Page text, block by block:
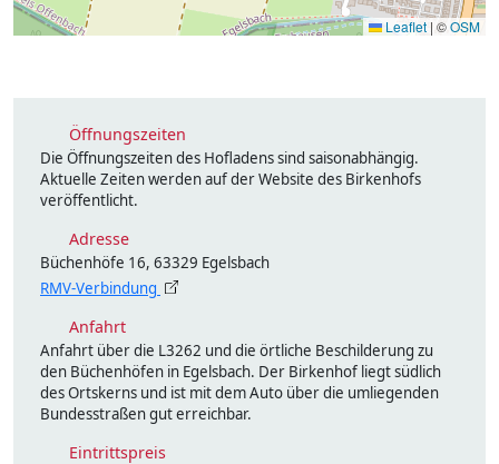
Leaflet | ©OSM
Öffnungszeiten
Die Öffnungszeiten des Hofladens sind saisonabhängig.
Aktuelle Zeiten werden auf der Website des Birkenhofs
veröffentlicht.
Adresse
Büchenhöfe 16, 63329 Egelsbach
RMV-Verbindung
Anfahrt
Anfahrt über die L3262 und die örtliche Beschilderung zu
den Büchenhöfen in Egelsbach. Der Birkenhof liegt südlich
des Ortskerns und ist mit dem Auto über die umliegenden
Bundesstraßen gut erreichbar.
Eintrittspreis